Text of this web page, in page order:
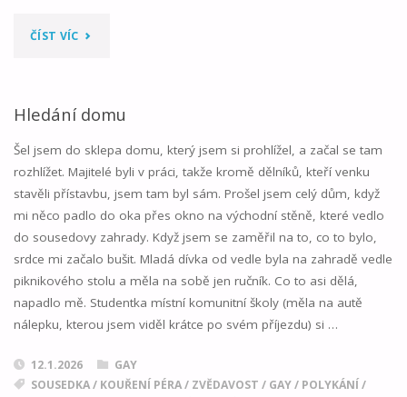
ČÍST VÍC"LARA
KONEC
SVĚTA"
Hledání domu
Šel jsem do sklepa domu, který jsem si prohlížel, a začal se tam
rozhlížet. Majitelé byli v práci, takže kromě dělníků, kteří venku
stavěli přístavbu, jsem tam byl sám. Prošel jsem celý dům, když
mi něco padlo do oka přes okno na východní stěně, které vedlo
do sousedovy zahrady. Když jsem se zaměřil na to, co to bylo,
srdce mi začalo bušit. Mladá dívka od vedle byla na zahradě vedle
piknikového stolu a měla na sobě jen ručník. Co to asi dělá,
napadlo mě. Studentka místní komunitní školy (měla na autě
nálepku, kterou jsem viděl krátce po svém příjezdu) si …
12.1.2026
GAY
SOUSEDKA/ KOUŘENÍ PÉRA/ ZVĚDAVOST / GAY/ POLYKÁNÍ /